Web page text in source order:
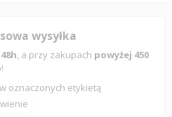
wysyłka
48h, a przy zakupach powyżej 450
!
oznaczonych etykietą